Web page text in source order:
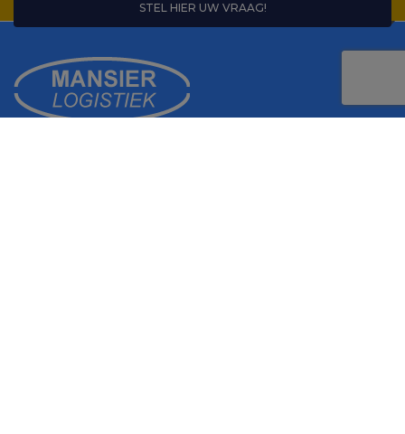
STEL HIER UW VRAAG!